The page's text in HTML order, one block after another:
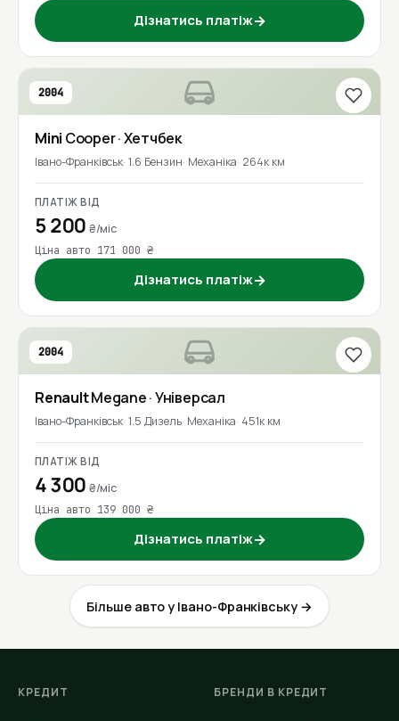
Дізнатись платіж→
2004
Mini Cooper· Хетчбек
Івано-Франківськ 1.6 Бензин Механіка 264к км
ПЛАТІЖ ВІД
5 200₴/міс
Ціна авто 171 000 ₴
Дізнатись платіж→
2004
RenaultMegane· Універсал
Івано-Франківськ 1.5 Дизель Механіка 451к км
ПЛАТІЖ ВІД
4 300₴/міс
Ціна авто 139 000 ₴
Дізнатись платіж→
Більше авто у Івано-Франківську →
КРЕДИТ БРЕНДИ В КРЕДИТ